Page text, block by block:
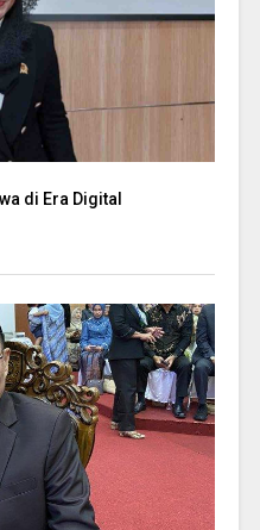
di Era Digital